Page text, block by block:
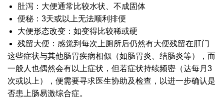
肚泻：大便通常比较水状、不成固体
便秘：3天或以上无法顺利排便
大便形态改变：如变得比较稀或硬
残留大便：感觉到每次上厕所后仍然有大便残留在肛门
这些症状与其他肠胃疾病相似（如肠胃炎、结肠炎等），而
一般人也偶然会有以上症状，但若症状持续频密（达每月3
次或以上），便需要寻求医生协助及检查，以进一步确认是
否患上肠易激综合症。